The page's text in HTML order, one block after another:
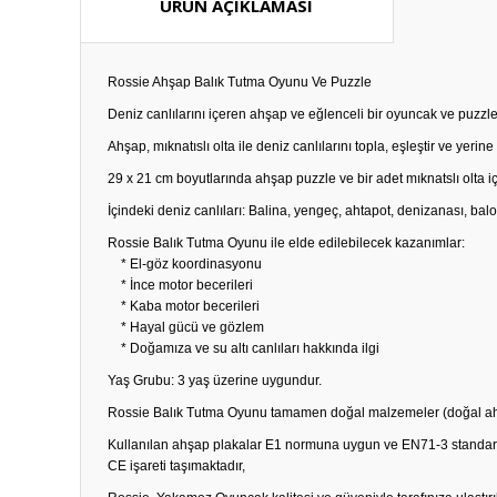
ÜRÜN AÇIKLAMASI
Rossie Ahşap Balık Tutma Oyunu Ve Puzzle
Deniz canlılarını içeren ahşap ve eğlenceli bir oyuncak ve puzzle
Ahşap, mıknatıslı olta ile deniz canlılarını topla, eşleştir ve
29 x 21 cm boyutlarında ahşap puzzle ve bir adet mıknatslı olta
İçindeki deniz canlıları: Balina, yengeç, ahtapot, denizanası,
Rossie Balık Tutma Oyunu ile elde edilebilecek kazanımlar:
* El-göz koordinasyonu
* İnce motor becerileri
* Kaba motor becerileri
* Hayal gücü ve gözlem
* Doğamıza ve su altı canlıları hakkında ilgi
Yaş Grubu: 3 yaş üzerine uygundur.
Rossie Balık Tutma Oyunu tamamen doğal malzemeler (doğal
Kullanılan ahşap plakalar E1 normuna uygun ve EN71-3
CE işareti taşımaktadır,